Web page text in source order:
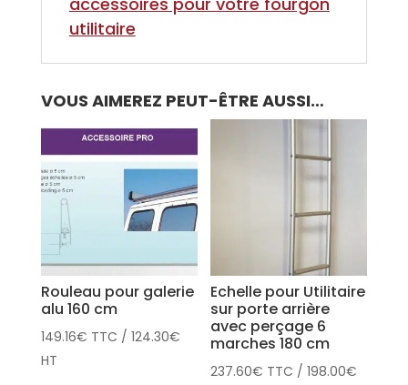
utilitaire
VOUS AIMEREZ PEUT-ÊTRE AUSSI…
Rouleau pour galerie
alu 160 cm
149.16€ TTC / 124.30€
HT
Echelle pour Utilitaire
sur porte arrière
avec perçage 6
marches 180 cm
237.60€ TTC /198.00€